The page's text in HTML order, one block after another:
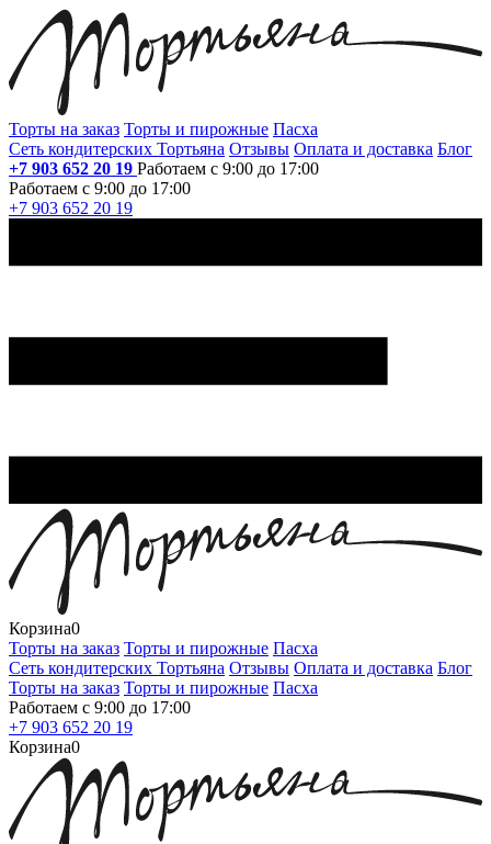
Торты на заказ Торты и пирожные Пасха
Сеть кондитерских Тортьяна Отзывы Оплата и доставка Блог
+7 903 652 20 19 Работаем с 9:00 до 17:00
Работаем с 9:00 до 17:00
+7 903 652 20 19
Корзина0
Торты на заказ Торты и пирожные Пасха
Сеть кондитерских Тортьяна Отзывы Оплата и доставка Блог
Торты на заказ Торты и пирожные Пасха
Работаем с 9:00 до 17:00
+7 903 652 20 19
Корзина0